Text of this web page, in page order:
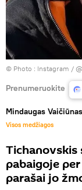
© Photo : Instagram /
Prenumeruokite
Mindaugas Vaičiūnas
Visos medžiagos
Tichanovskis
pabaigoje
parašai jo